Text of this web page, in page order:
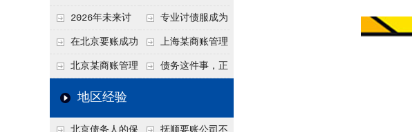
局及未来趋势分析
状、合规痛点与未来
发展趋势深度解析
法方法总结
2026年未来讨
债要账公司发展趋势
专业讨债服成为
2026年的发展趋势
在北京要账成功
率高吗？未来追账公
司发展趋势引发行业
上海某商账管理
机构聚焦合规服务
北京某商账管理
服务机构持续提升合
债务这件事，正
地区经验